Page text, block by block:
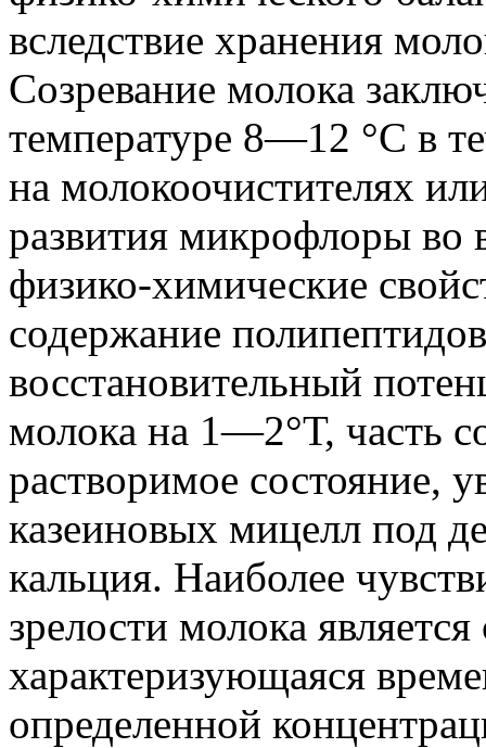
вследствие хранения
Созревание молока
температуре 8—12 °С в
на молокоочистителях
развития микрофлоры во
физико-химические
содержание
восстановительный
молока на 1—2°Т, часть
растворимое состояние,
казеиновых мицелл под
кальция. Наиболее
зрелости молока
характеризующаяся
определенной